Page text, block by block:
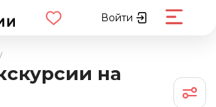
Войти
на